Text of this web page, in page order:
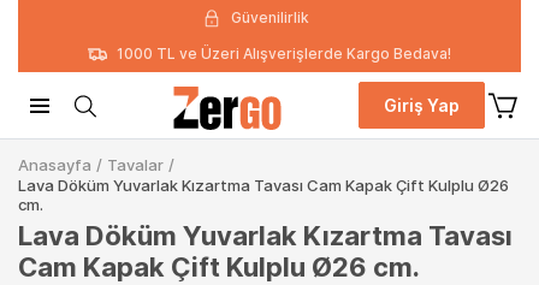
Güvenilirlik
1000 TL ve Üzeri Alışverişlerde Kargo Bedava!
Giriş Yap
Anasayfa / Tavalar /
Lava Döküm Yuvarlak Kızartma Tavası Cam Kapak Çift Kulplu Ø26
cm.
Lava Döküm Yuvarlak Kızartma Tavası
Cam Kapak Çift Kulplu Ø26 cm.